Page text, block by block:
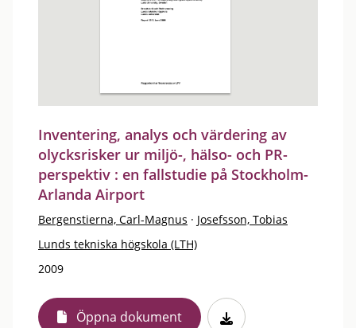
Inventering, analys och värdering av
olycksrisker ur miljö-, hälso- och PR-
perspektiv : en fallstudie på Stockholm-
Arlanda Airport
Bergenstierna, Carl-Magnus · Josefsson, Tobias
Lunds tekniska högskola (LTH)
2009
Öppna dokument